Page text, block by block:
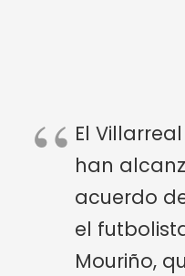
El
han
acuerdo
el
Mouriño,